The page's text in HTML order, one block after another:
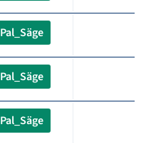
Pal_Säge
Pal_Säge
Pal_Säge